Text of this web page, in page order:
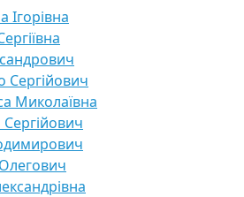
Ігорівна
Сергійович
Миколаївна